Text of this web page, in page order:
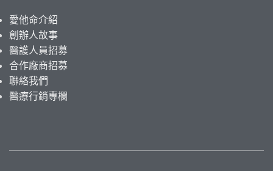
愛他命介紹
創辦人故事
醫護人員招募
合作廠商招募
聯絡我們
醫療行銷專欄